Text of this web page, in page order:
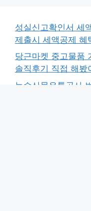
성실신고확인서 세
제출시 세액공제 혜
당근마켓 중고물품
솔직후기 직접 해봤
농수산물유통공사